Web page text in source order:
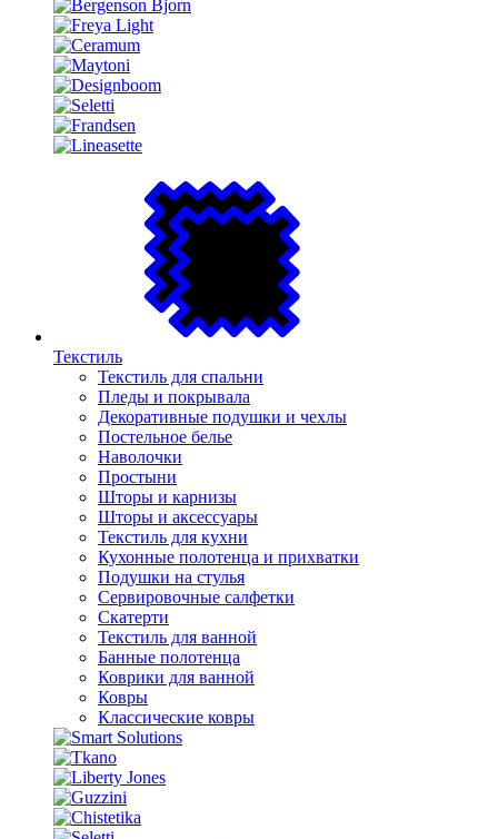
Текстиль
Текстиль для спальни
Пледы и покрывала
Декоративные подушки и чехлы
Постельное белье
Наволочки
Простыни
Шторы и карнизы
Шторы и аксессуары
Текстиль для кухни
Кухонные полотенца и прихватки
Подушки на стулья
Сервировочные салфетки
Скатерти
Текстиль для ванной
Банные полотенца
Коврики для ванной
Ковры
Классические ковры